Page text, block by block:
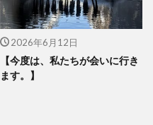
2026年6月12日
【今度は、私たちが会いに行き
ます。】